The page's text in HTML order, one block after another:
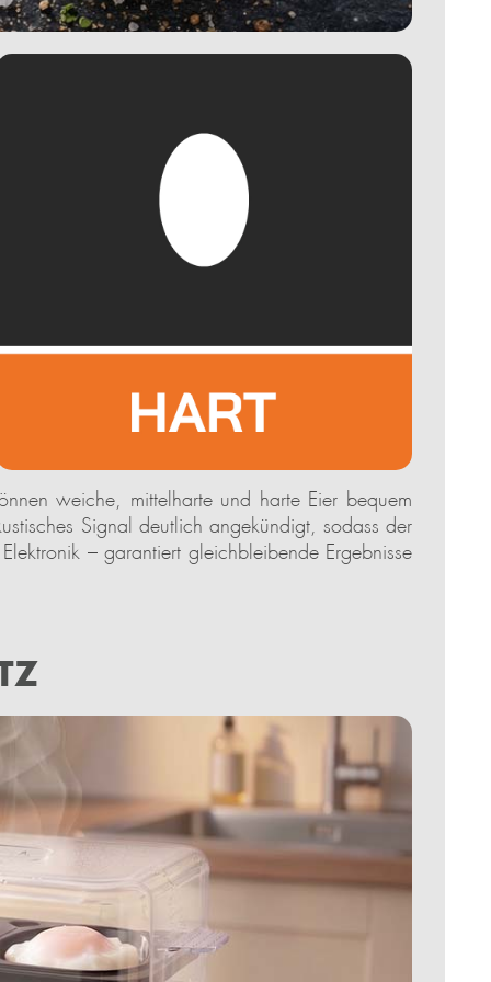
weiche, mittelharte und harte Eier bequem
Signal deutlich angekündigt, sodass der
– garantiert gleichbleibende Ergebnisse